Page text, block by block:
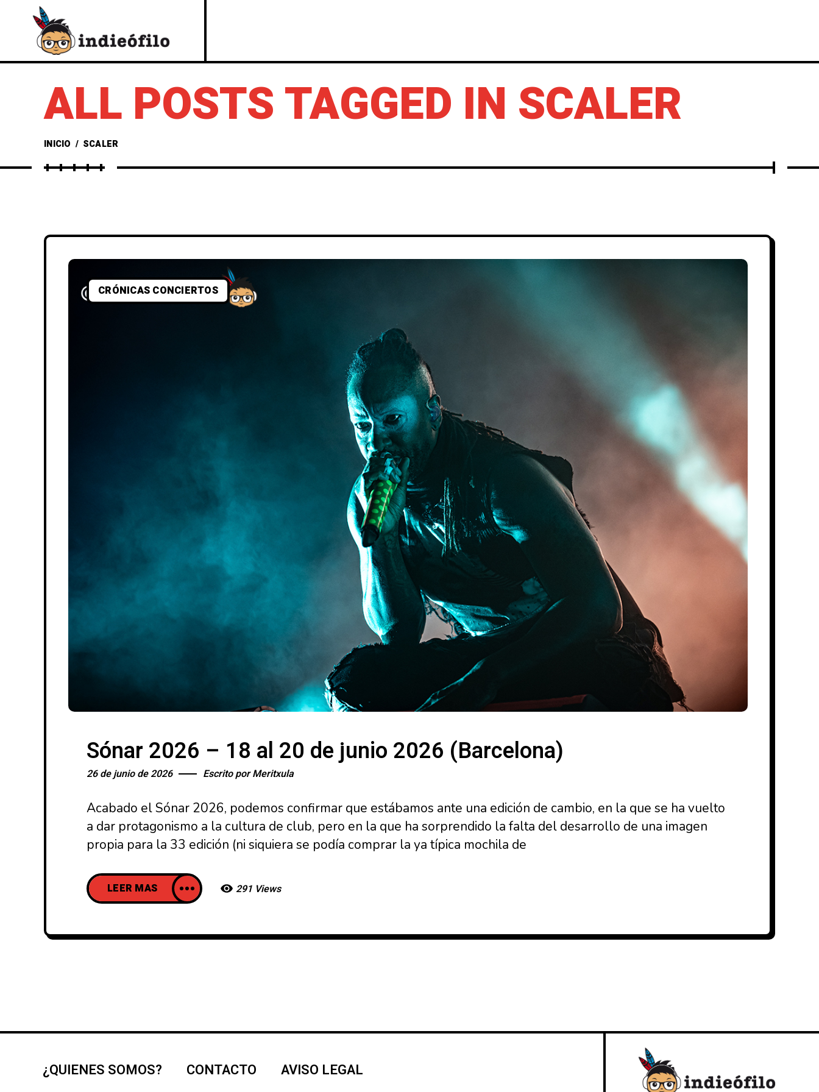
ALL POSTS TAGGED IN SCALER
INICIO / SCALER
CRÓNICAS CONCIERTOS
Sónar 2026 – 18 al 20 de junio 2026 (Barcelona)
26 de junio de 2026 Escrito porMeritxula
Acabado el Sónar 2026, podemos confirmar que estábamos ante una edición de cambio, en la que se ha vuelto
a dar protagonismo a la cultura de club, pero en la que ha sorprendido la falta del desarrollo de una imagen
propia para la 33 edición (ni siquiera se podía comprar la ya típica mochila de
LEER MAS 291 Views
¿QUIENES SOMOS? CONTACTO AVISO LEGAL